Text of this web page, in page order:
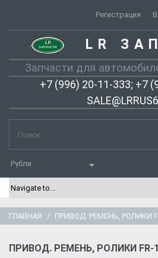
Регистрация
- LR
Запчасти для
+7 (996) 20-11-333; +7
ГЛАВНАЯ ПРИВОД. РЕМЕНЬ, РОЛИКИ
ПРИВОД. РЕМЕНЬ, РОЛИКИ FR-1